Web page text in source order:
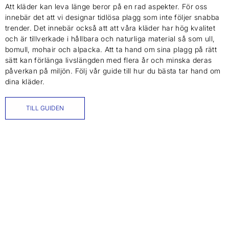
Att kläder kan leva länge beror på en rad aspekter. För oss
innebär det att vi designar tidlösa plagg som inte följer snabba
trender. Det innebär också att att våra kläder har hög kvalitet
och är tillverkade i hållbara och naturliga material så som ull,
bomull, mohair och alpacka. Att ta hand om sina plagg på rätt
sätt kan förlänga livslängden med flera år och minska deras
påverkan på miljön. Följ vår guide till hur du bästa tar hand om
dina kläder.
TILL GUIDEN